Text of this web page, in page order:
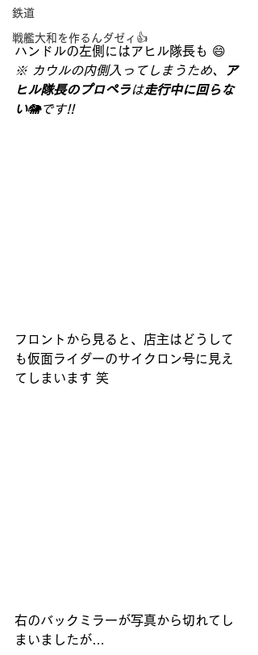
鉄道
戦艦大和を作るんダゼィ👍
ハンドルの左側にはアヒル隊長も 😄
※ カウルの内側入ってしまうため、
ア
ヒル隊長のプロペラは走行中に回らな
い🐘です!!
フロントから見ると、店主はどうして
も仮面ライダーのサイクロン号に見え
てしまいます 笑
右のバックミラーが写真から切れてし
まいましたが…